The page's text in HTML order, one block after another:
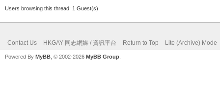
Users browsing this thread: 1 Guest(s)
Contact Us HKGAY 同志網媒 / 資訊平台 Return to Top Lite (Archive) Mode
Powered By MyBB , © 2002-2026 MyBB Group